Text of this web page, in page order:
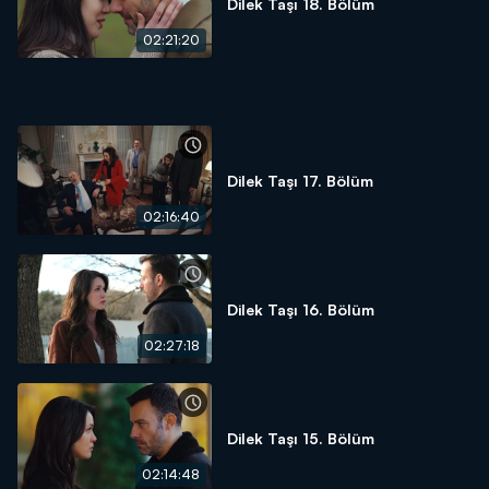
02:21:20
02:16:40
Dilek Taşı 17. Bölüm
02:27:18
Dilek Taşı 16. Bölüm
02:14:48
Dilek Taşı 15. Bölüm